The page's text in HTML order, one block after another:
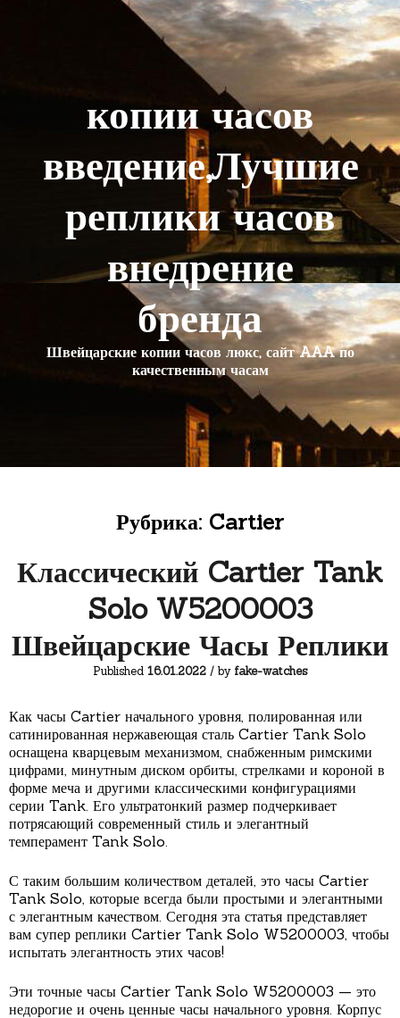
копии часов
введение,Лучшие
реплики часов
внедрение
бренда
Швейцарские копии часов люкс, сайт AAA по
качественным часам
Рубрика: Cartier
Классический Cartier Tank
Solo W5200003
Швейцарские Часы Реплики
Published 16.01.2022 / by fake-watches
Как часы Cartier начального уровня, полированная или
сатинированная нержавеющая сталь Cartier Tank Solo
оснащена кварцевым механизмом, снабженным римскими
цифрами, минутным диском орбиты, стрелками и короной в
форме меча и другими классическими конфигурациями
серии Tank. Его ультратонкий размер подчеркивает
потрясающий современный стиль и элегантный
темперамент Tank Solo.
С таким большим количеством деталей, это часы Cartier
Tank Solo, которые всегда были простыми и элегантными
с элегантным качеством. Сегодня эта статья представляет
вам супер реплики Cartier Tank Solo W5200003, чтобы
испытать элегантность этих часов!
Эти точные часы Cartier Tank Solo W5200003 — это
недорогие и очень ценные часы начального уровня. Корпус